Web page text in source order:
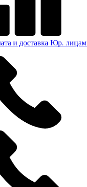
и доставка Юр. лицам